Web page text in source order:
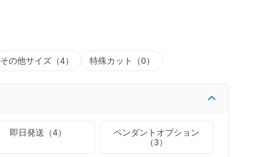
その他サイズ（4） 特殊カット（0）
即日発送（4）
ペンダントオプション
（3）